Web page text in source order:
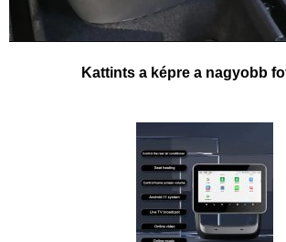
Kattints a képre a nagyobb